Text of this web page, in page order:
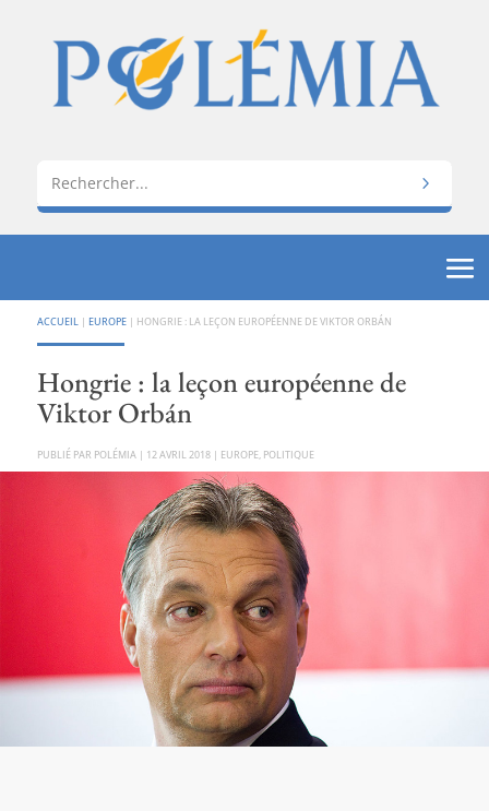
ACCUEIL | EUROPE| HONGRIE : LA LEÇON EUROPÉENNE DE VIKTOR ORBÁN
Hongrie : la leçon européenne de
Viktor Orbán
PAR POLÉMIA | 12 AVRIL 2018| EUROPE, POLITIQUE